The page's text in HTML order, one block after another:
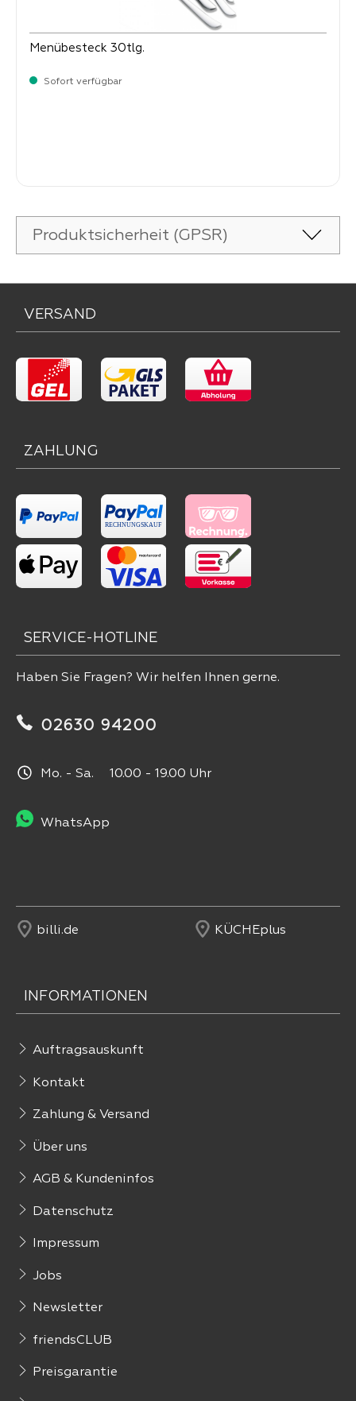
Menübesteck 30tlg.
Sofort verfügbar
Produktsicherheit (GPSR)
VERSAND
ZAHLUNG
SERVICE-HOTLINE
Haben Sie Fragen? Wir helfen Ihnen gerne.
02630 94200
Mo. - Sa. 10.00 - 19.00 Uhr
WhatsApp
billi.de KÜCHEplus
INFORMATIONEN
Auftragsauskunft
Kontakt
Zahlung & Versand
Über uns
AGB & Kundeninfos
Datenschutz
Impressum
Jobs
Newsletter
friendsCLUB
Preisgarantie